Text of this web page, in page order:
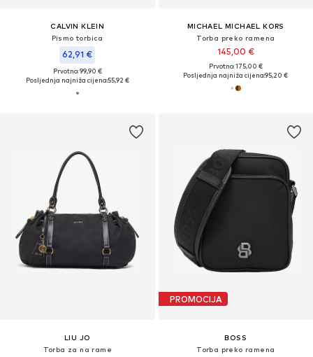
CALVIN KLEIN
Pismo torbica
62,91 €
Prvotno: 99,90 €
Posljednja najniža cijena:55,92 €
MICHAEL MICHAEL KORS
Torba preko ramena
145,00 €
Prvotno: 175,00 €
Posljednja najniža cijena:95,20 €
LIU JO
Torba za na rame
PROMOCIJA
BOSS
Torba preko ramena